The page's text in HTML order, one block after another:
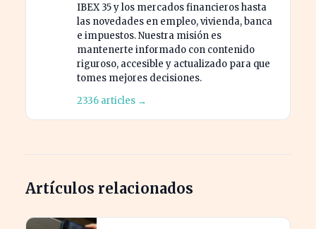
IBEX 35 y los mercados financieros hasta
las novedades en empleo, vivienda, banca
e impuestos. Nuestra misión es
mantenerte informado con contenido
riguroso, accesible y actualizado para que
tomes mejores decisiones.
2336 articles →
Artículos relacionados